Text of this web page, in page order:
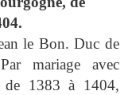
le Bon. Duc de
mariage avec
de 1383 à 1404,